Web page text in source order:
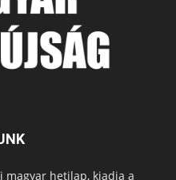
magyar hetilap, kiadja a